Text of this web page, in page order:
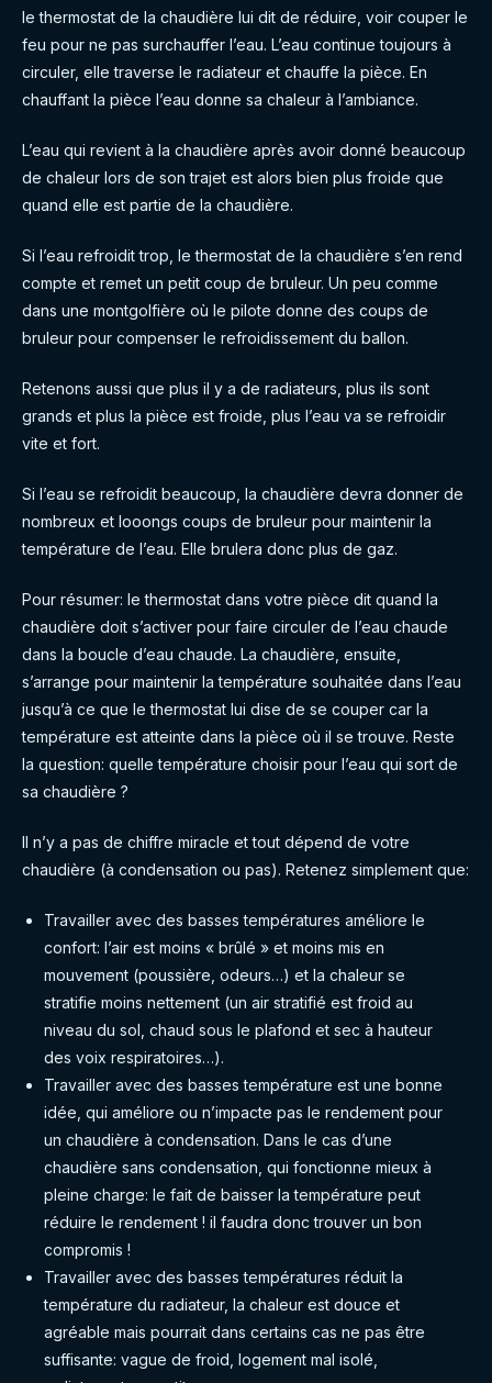
le thermostat de la chaudière lui dit de réduire, voir couper le
feu pour ne pas surchauffer l’eau. L’eau continue toujours à
circuler, elle traverse le radiateur et chauffe la pièce. En
chauffant la pièce l’eau donne sa chaleur à l’ambiance.
L’eau qui revient à la chaudière après avoir donné beaucoup
de chaleur lors de son trajet est alors bien plus froide que
quand elle est partie de la chaudière.
Si l’eau refroidit trop, le thermostat de la chaudière s’en rend
compte et remet un petit coup de bruleur. Un peu comme
dans une montgolfière où le pilote donne des coups de
bruleur pour compenser le refroidissement du ballon.
Retenons aussi que plus il y a de radiateurs, plus ils sont
grands et plus la pièce est froide, plus l’eau va se refroidir
vite et fort.
Si l’eau se refroidit beaucoup, la chaudière devra donner de
nombreux et looongs coups de bruleur pour maintenir la
température de l’eau. Elle brulera donc plus de gaz.
Pour résumer: le thermostat dans votre pièce dit quand la
chaudière doit s’activer pour faire circuler de l’eau chaude
dans la boucle d’eau chaude. La chaudière, ensuite,
s’arrange pour maintenir la température souhaitée dans l’eau
jusqu’à ce que le thermostat lui dise de se couper car la
température est atteinte dans la pièce où il se trouve. Reste
la question: quelle température choisir pour l’eau qui sort de
sa chaudière ?
Il n’y a pas de chiffre miracle et tout dépend de votre
chaudière (à condensation ou pas). Retenez simplement que:
Travailler avec des basses températures améliore le
confort: l’air est moins « brûlé » et moins mis en
mouvement (poussière, odeurs…) et la chaleur se
stratifie moins nettement (un air stratifié est froid au
niveau du sol, chaud sous le plafond et sec à hauteur
des voix respiratoires…).
Travailler avec des basses température est une bonne
idée, qui améliore ou n’impacte pas le rendement pour
un chaudière à condensation. Dans le cas d’une
chaudière sans condensation, qui fonctionne mieux à
pleine charge: le fait de baisser la température peut
réduire le rendement ! il faudra donc trouver un bon
compromis !
Travailler avec des basses températures réduit la
température du radiateur, la chaleur est douce et
agréable mais pourrait dans certains cas ne pas être
suffisante: vague de froid, logement mal isolé,